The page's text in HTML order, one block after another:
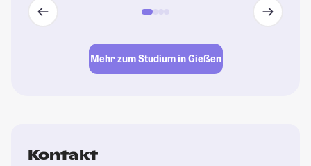
Mehr zum Studium in Gießen
Kontakt